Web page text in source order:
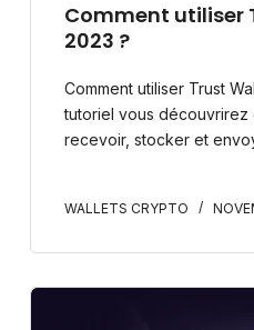
Comment utiliser
2023 ?
Comment utiliser Trust
tutoriel vous découvrirez
recevoir, stocker et
WALLETS CRYPTO